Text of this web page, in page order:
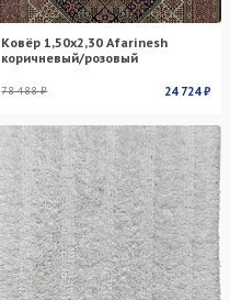
Ковёр 1,50х2,30 Afarinesh
коричневый/розовый
78 488 ₽ 24 724 ₽